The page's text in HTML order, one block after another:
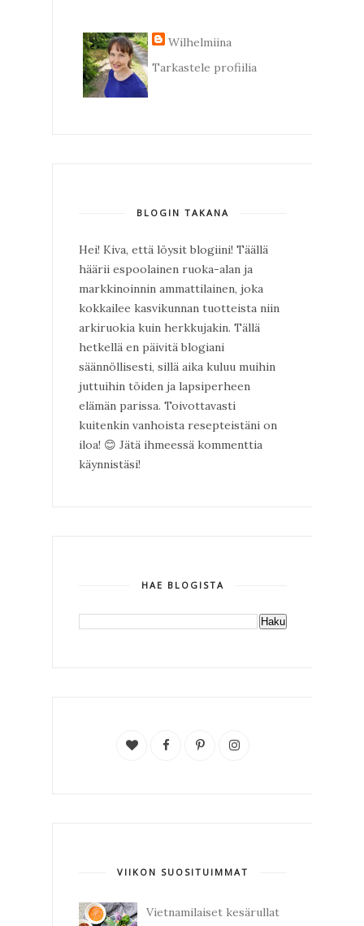
Wilhelmiina
Tarkastele profiilia
BLOGIN TAKANA
Hei! Kiva, että löysit blogiini! Täällä
häärii espoolainen ruoka-alan ja
markkinoinnin ammattilainen, joka
kokkailee kasvikunnan tuotteista niin
arkiruokia kuin herkkujakin. Tällä
hetkellä en päivitä blogiani
säännöllisesti, sillä aika kuluu muihin
juttuihin töiden ja lapsiperheen
elämän parissa. Toivottavasti
kuitenkin vanhoista resepteistäni on
iloa! 😊 Jätä ihmeessä kommenttia
käynnistäsi!
HAE BLOGISTA
VIIKON SUOSITUIMMAT
Vietnamilaiset kesärullat